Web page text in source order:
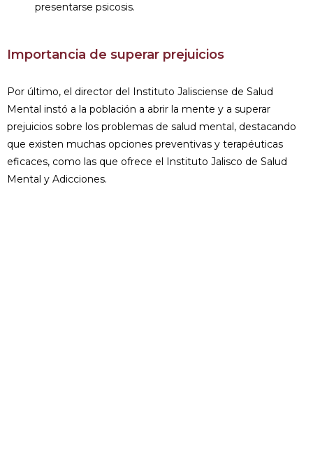
presentarse psicosis.
Importancia de superar prejuicios
Por último, el director del Instituto Jalisciense de Salud
Mental instó a la población a abrir la mente y a superar
prejuicios sobre los problemas de salud mental, destacando
que existen muchas opciones preventivas y terapéuticas
eficaces, como las que ofrece el Instituto Jalisco de Salud
Mental y Adicciones.